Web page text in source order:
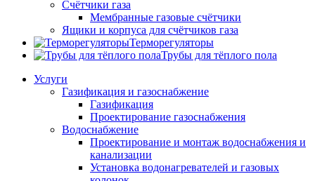
Счётчики газа
Мембранные газовые счётчики
Ящики и корпуса для счётчиков газа
Терморегуляторы
Трубы для тёплого пола
Услуги
Газификация и газоснабжение
Газификация
Проектирование газоснабжения
Водоснабжение
Проектирование и монтаж водоснабжения и
канализации
Установка водонагревателей и газовых